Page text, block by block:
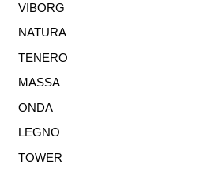
VIBORG
NATURA
TENERO
MASSA
ONDA
LEGNO
TOWER